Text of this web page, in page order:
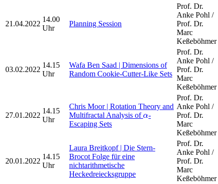
21.04.2022
14.00
Uhr
Planning Session
Prof. Dr.
Anke Pohl /
Prof. Dr.
Marc
Keßeböhmer
03.02.2022
14.15
Uhr
Wafa Ben Saad | Dimensions of
Random Cookie-Cutter-Like Sets
Prof. Dr.
Anke Pohl /
Prof. Dr.
Marc
Keßeböhmer
27.01.2022
14.15
Uhr
Chris Moor | Rotation Theory and
Multifractal Analysis ofα
α-
Escaping Sets
Prof. Dr.
Anke Pohl /
Prof. Dr.
Marc
Keßeböhmer
20.01.2022
14.15
Uhr
Laura Breitkopf | Die Stern-
Brocot Folge für eine
nichtarithmetische
Heckedreiecksgruppe
Prof. Dr.
Anke Pohl /
Prof. Dr.
Marc
Keßeböhmer